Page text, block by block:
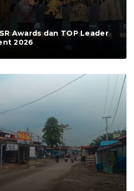
Awards dan TOP Leader
2026